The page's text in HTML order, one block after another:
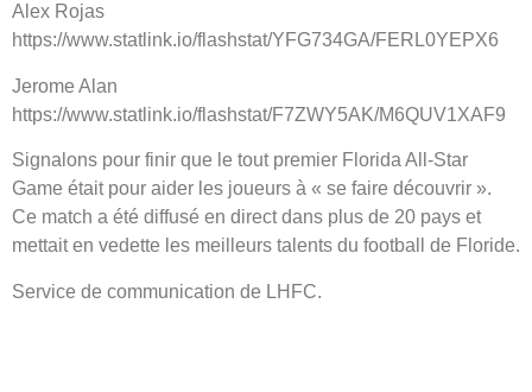
Alex Rojas
https://www.statlink.io/flashstat/YFG734GA/FERL0YEPX6
Jerome Alan
https://www.statlink.io/flashstat/F7ZWY5AK/M6QUV1XAF9
Signalons pour finir que le tout premier Florida All-Star
Game était pour aider les joueurs à « se faire découvrir ».
Ce match a été diffusé en direct dans plus de 20 pays et
mettait en vedette les meilleurs talents du football de Floride.
Service de communication de LHFC.